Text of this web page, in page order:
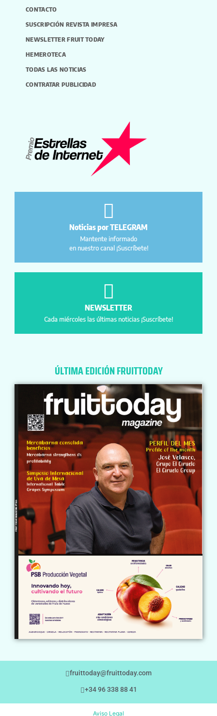
CONTACTO
SUSCRIPCIÓN REVISTA IMPRESA
NEWSLETTER FRUIT TODAY
HEMEROTECA
TODAS LAS NOTICIAS
CONTRATAR PUBLICIDAD
Noticias por TELEGRAM
Mantente informado
en nuestro canal ¡Suscríbete!
NEWSLETTER
Cada miércoles las últimas noticias ¡Suscríbete!
ÚLTIMA EDICIÓN FRUITTODAY
fruittoday@fruittoday.com
+34 96 338 88 41
Aviso Legal